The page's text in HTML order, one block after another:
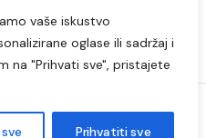
vaše iskustvo
oglase ili sadržaj i
na "Prihvati sve", pristajete
Prihvatiti sve
Sport
Slobodno vrijeme